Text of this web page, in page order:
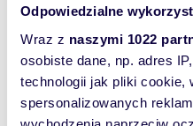
Odpowiedzialne
Wraz z naszymi 1022
osobiste dane, np. adres
technologii jak pliki cookie,
spersonalizowanych